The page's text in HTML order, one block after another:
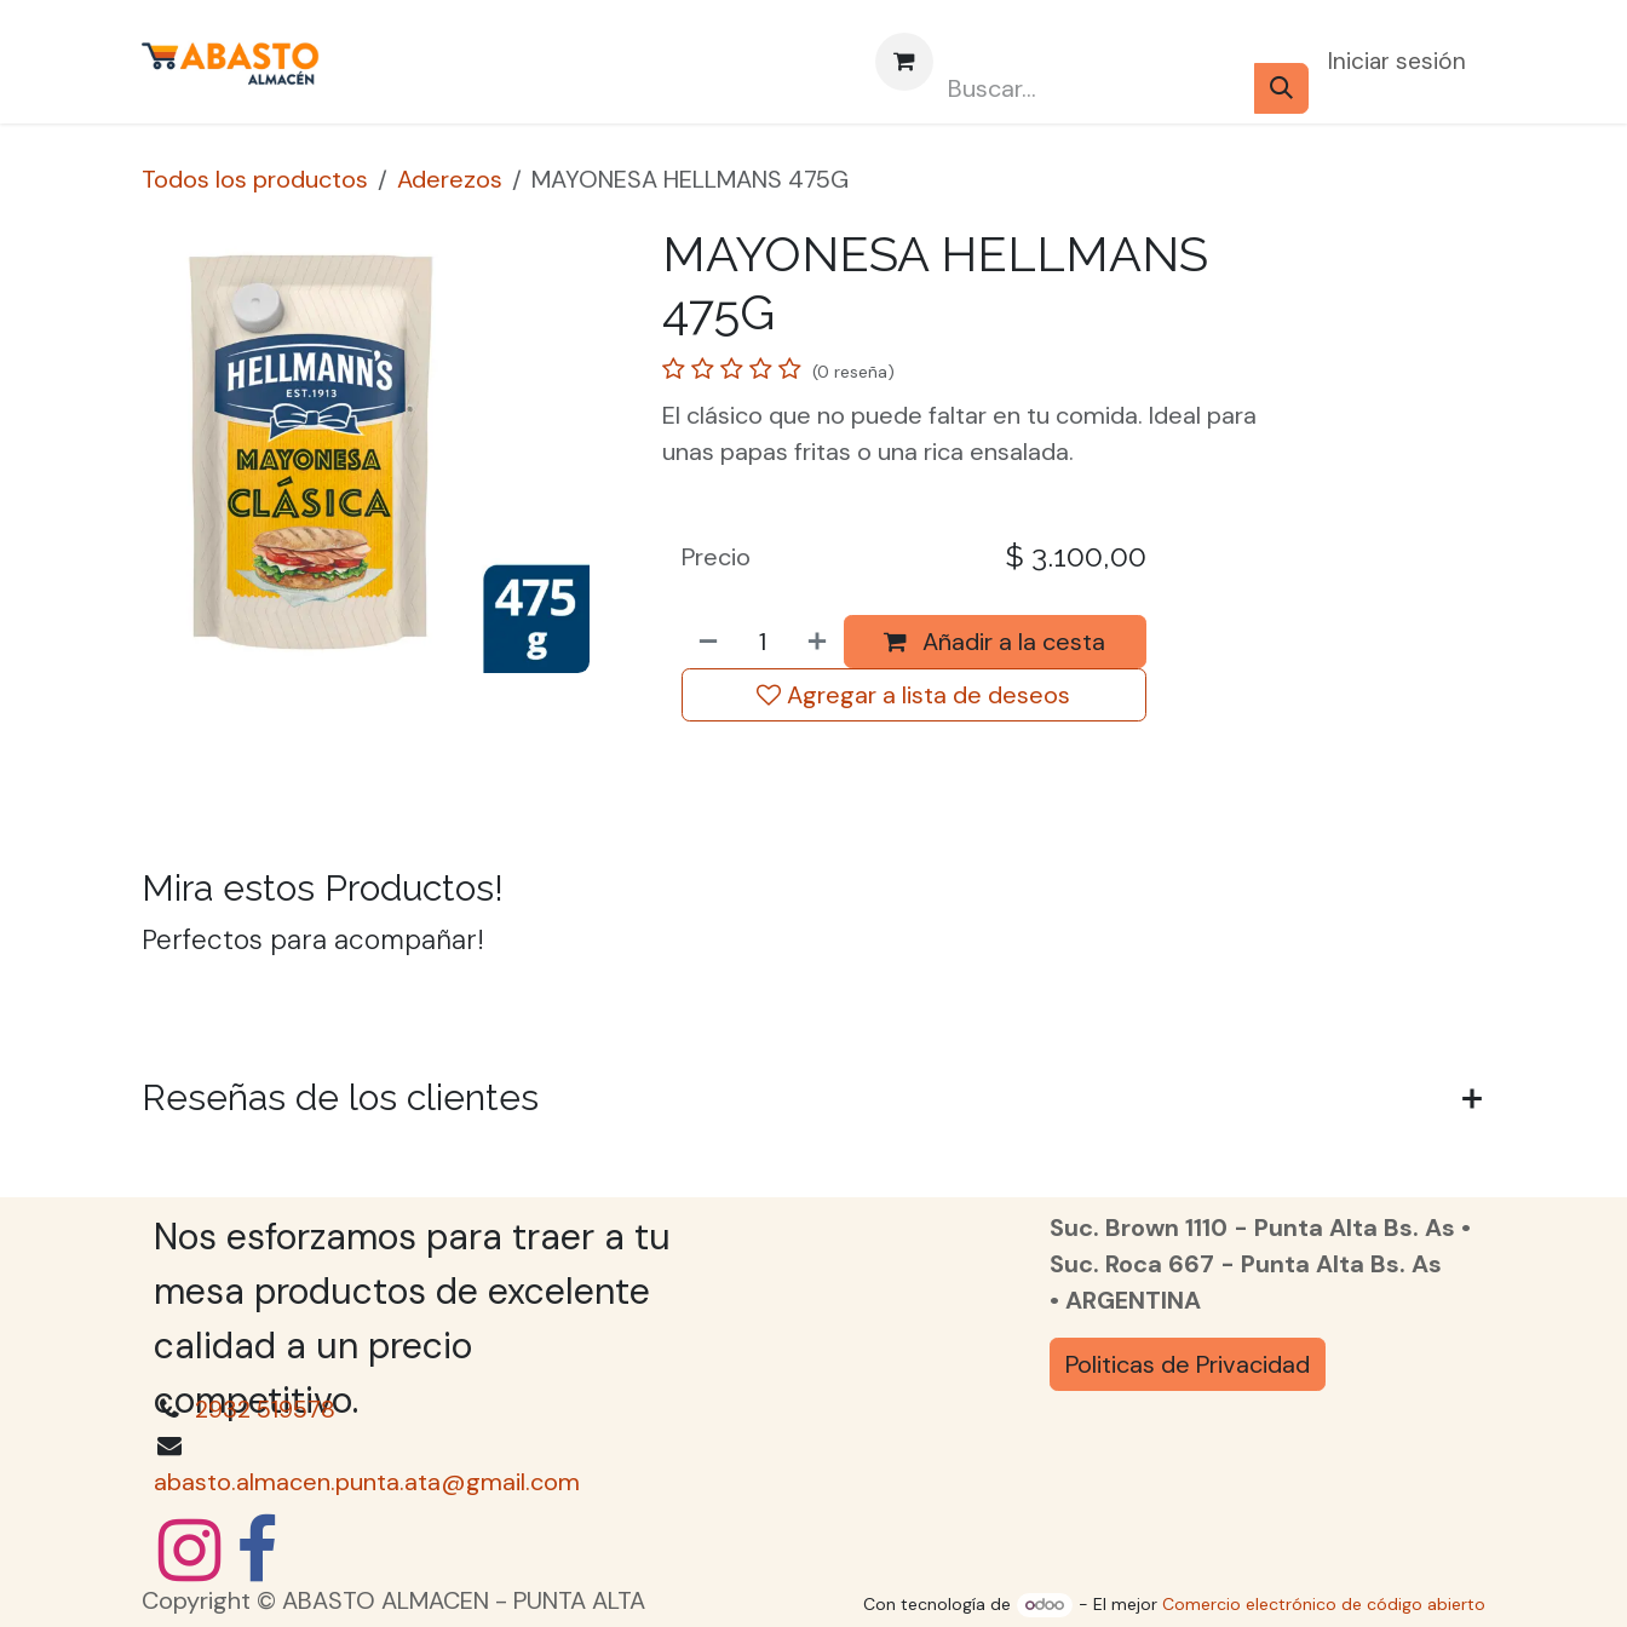
Abasto CLUBCARD Iniciar sesión
Todos los productos Aderezos MAYONESA HELLMANS 475G
MAYONESA HELLMANS
475G
(0 reseña)
El clásico que no puede faltar en tu comida. Ideal para
unas papas fritas o una rica ensalada.
Añadir a la cesta
Agregar a lista de deseos
Precio $ 3.100,00
Mira estos Productos!
Perfectos para acompañar!
Reseñas de los clientes
Nos esforzamos para traer a tu
mesa productos de excelente
calidad a un precio
competitivo.
2932 519578
abasto.almacen.punta.ata@gmail.com
Suc. Brown 1110 - Punta Alta Bs. As •
Suc. Roca 667 - Punta Alta Bs. As
• ARGENTINA
Politicas de Privacidad
Copyright © ABASTO ALMACEN - PUNTA ALTA Con tecnología de - El mejor Comercio electrónico de código abierto